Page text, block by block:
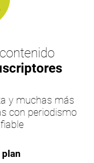
y muchas más
con periodismo